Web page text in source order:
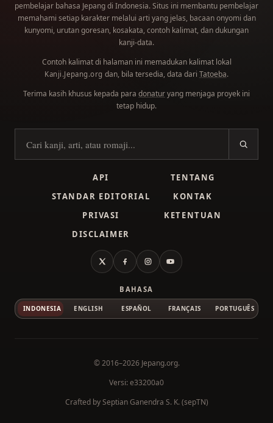
pembelajar bahasa Jepang di Indonesia. Situs ini membantu pembelajar
memahami setiap karakter melalui arti yang jelas, bacaan onyomi dan
kunyomi, urutan goresan, kosakata, contoh kalimat, dan dukungan
kanji-data.
Contoh kalimat di halaman ini memadukan kalimat lokal
Kanji.Jepang.org dan, bila tersedia, data dari Tatoeba.
Terima kasih khusus kepada para donaturyang menjaga proyek ini
tetap hidup.
Cari kanji
API
TENTANG
STANDAR EDITORIAL
KONTAK
PRIVASI
KETENTUAN
DISCLAIMER
X FacebookInstagramYouTube
BAHASA
INDONESIA ENGLISH ESPAÑOL FRANÇAIS PORTUGUÊS
© 2016–2026 Jepang.org.
Versi: e33200a0
Crafted bySeptian Ganendra S. K. (sepTN)